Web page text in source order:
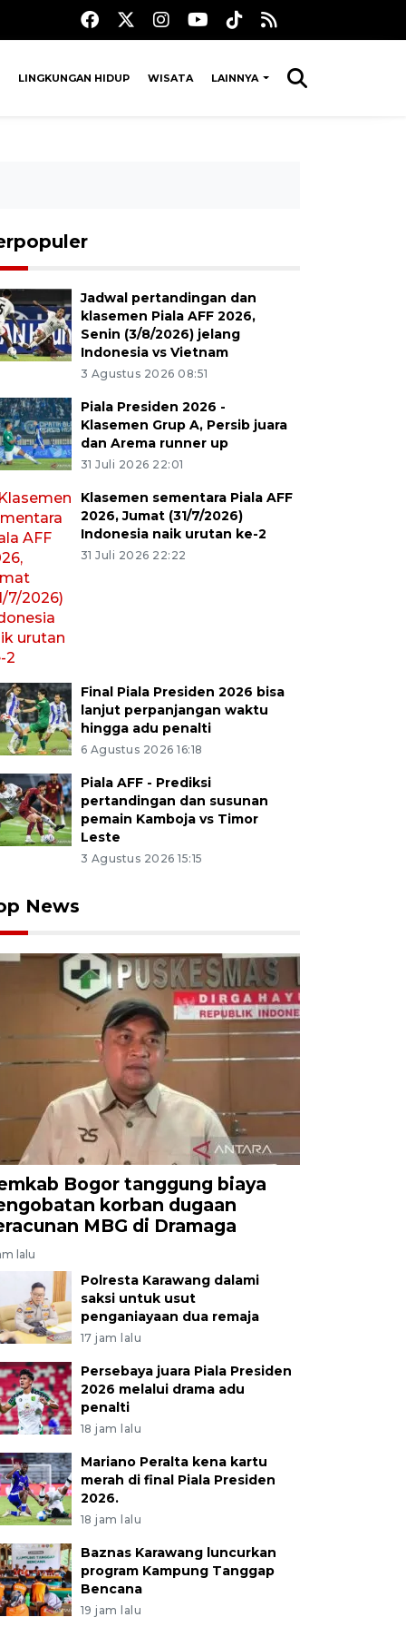
LINGKUNGAN HIDUP WISATA LAINNYA
Jadwal pertandingan dan
klasemen Piala AFF 2026,
Senin (3/8/2026) jelang
Indonesia vs Vietnam
3 Agustus 2026 08:51
Piala Presiden 2026 -
Klasemen Grup A, Persib juara
dan Arema runner up
31 Juli 2026 22:01
Klasemen sementara Piala AFF
2026, Jumat (31/7/2026)
Indonesia naik urutan ke-2
31 Juli 2026 22:22
Final Piala Presiden 2026 bisa
lanjut perpanjangan waktu
hingga adu penalti
6 Agustus 2026 16:18
Piala AFF - Prediksi
pertandingan dan susunan
pemain Kamboja vs Timor
Leste
3 Agustus 2026 15:15
News
Bogor tanggung biaya
korban dugaan
MBG di Dramaga
lalu
Polresta Karawang dalami
saksi untuk usut
penganiayaan dua remaja
17 jam lalu
Persebaya juara Piala Presiden
2026 melalui drama adu
penalti
18 jam lalu
Mariano Peralta kena kartu
merah di final Piala Presiden
2026.
18 jam lalu
Baznas Karawang luncurkan
program Kampung Tanggap
Bencana
19 jam lalu